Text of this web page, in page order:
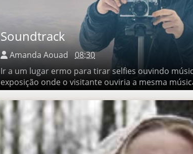
Soundtrack
Amanda Aouad 08:30
Ir a um lugar ermo para tirar selfies ouvindo música e
visitante ouviria a mesma música para se conectar...